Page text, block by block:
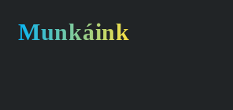
Munkáink